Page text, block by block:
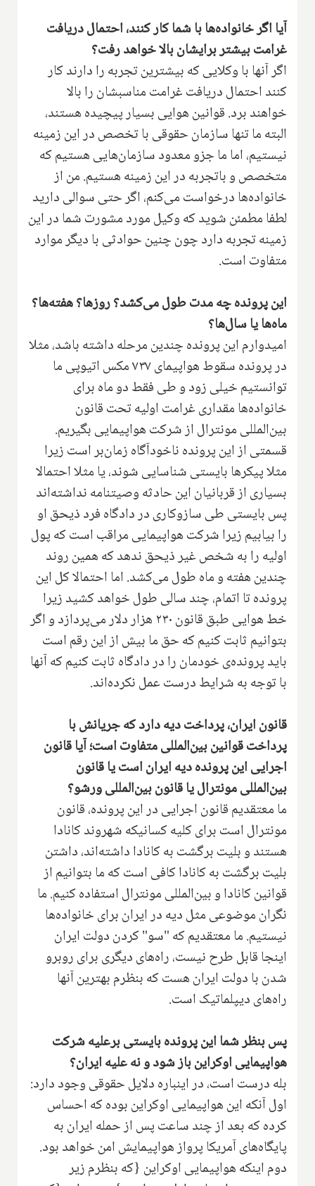
آیا اگر خانواده‌ها با شما کار کنند، احتمال دریافت
غرامت بیشتر برایشان بالا خواهد رفت؟
اگر آنها با وکلایی که بیشترین تجربه را دارند کار
کنند احتمال دریافت غرامت مناسبشان را بالا
خواهند برد. قوانین هوایی بسیار پیچیده هستند،
البته ما تنها سازمان حقوقی با تخصص در این زمینه
نیستیم، اما ما جزو معدود سازمان‌هایی هستیم که
متخصص و باتجربه در این زمینه هستیم. من از
خانواده‌ها درخواست می‌کنم، اگر حتی سوالی دارید
لطفا مطمئن شوید که وکیل مورد مشورت شما در این
زمینه تجربه دارد چون چنین حوادثی با دیگر موارد
متفاوت است.
این پرونده چه مدت طول می‌کشد؟ روزها؟ هفته‌ها؟
ماه‌ها یا سال‌ها؟
امیدوارم این پرونده چندین مرحله داشته باشد، مثلا
در پرونده سقوط هواپیمای ۷۳۷ مکس اتیوپی ما
توانستیم خیلی زود و طی فقط دو ماه برای
خانواده‌ها مقداری غرامت اولیه تحت قانون
بین‌المللی مونترال از شرکت هواپیمایی بگیریم.
قسمتی از این پرونده ناخودآگاه زمان‌بر است زیرا
مثلا پیکرها بایستی شناسایی شوند، یا مثلا احتمالا
بسیاری از قربانیان این حادثه وصیتنامه نداشته‌اند
پس بایستی طی سازوکاری در دادگاه فرد ذیحق او
را بیابیم زیرا شرکت هواپیمایی مراقب است که پول
اولیه را به شخص غیر ذیحق ندهد که همین روند
چندین هفته و ماه طول می‌کشد. اما احتمالا کل این
پرونده تا اتمام، چند سالی طول خواهد کشید زیرا
خط هوایی طبق قانون ۲۳۰ هزار دلار می‌پردازد و اگر
بتوانیم ثابت کنیم که حق ما بیش از این رقم است
باید پرونده‌ی خودمان را در دادگاه ثابت کنیم که آنها
با توجه به شرایط درست عمل نکرده‌اند.
قانون ایران، پرداخت دیه دارد که جریانش با
پرداخت قوانین بین‌المللی متفاوت است؛ آیا قانون
اجرایی این پرونده دیه ایران است یا قانون
بین‌المللی مونترال یا قانون بین‌المللی ورشو؟
ما معتقدیم قانون اجرایی در این پرونده، قانون
مونترال است برای کلیه کسانیکه شهروند کانادا
هستند و بلیت برگشت به کانادا داشته‌اند، داشتن
بلیت برگشت به کانادا کافی است که ما بتوانیم از
قوانین کانادا و بین‌المللی مونترال استفاده کنیم. ما
نگران موضوعی مثل دیه در ایران برای خانواده‌ها
نیستیم. ما معتقدیم که "سو" کردن دولت ایران
اینجا قابل طرح نیست، راه‌های دیگری برای روبرو
شدن با دولت ایران هست که بنظرم بهترین آنها
راه‌های دیپلماتیک است.
پس بنظر شما این پرونده بایستی برعلیه شرکت
هواپیمایی اوکراین باز شود و نه علیه ایران؟
بله درست است، در اینباره دلایل حقوقی وجود دارد:
اول آنکه این هواپیمایی اوکراین بوده که احساس
کرده که بعد از چند ساعت پس از حمله ایران به
پایگاه‌های آمریکا پرواز هواپیمایش امن خواهد بود.
دوم اینکه هواپیمایی اوکراین {که بنظرم زیر